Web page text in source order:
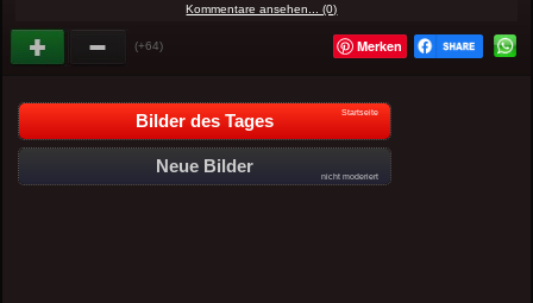
Kommentare ansehen... (0)
(+64) Merken
Bilder des Tages Startseite
Neue Bilder
nicht moderiert